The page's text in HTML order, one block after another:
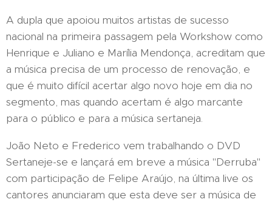
A dupla que apoiou muitos artistas de sucesso
nacional na primeira passagem pela Workshow como
Henrique e Juliano e Marília Mendonça, acreditam que
a música precisa de um processo de renovação, e
que é muito difícil acertar algo novo hoje em dia no
segmento, mas quando acertam é algo marcante
para o público e para a música sertaneja.
João Neto e Frederico vem trabalhando o DVD
Sertaneje-se e lançará em breve a música "Derruba"
com participação de Felipe Araújo, na última live os
cantores anunciaram que esta deve ser a música de